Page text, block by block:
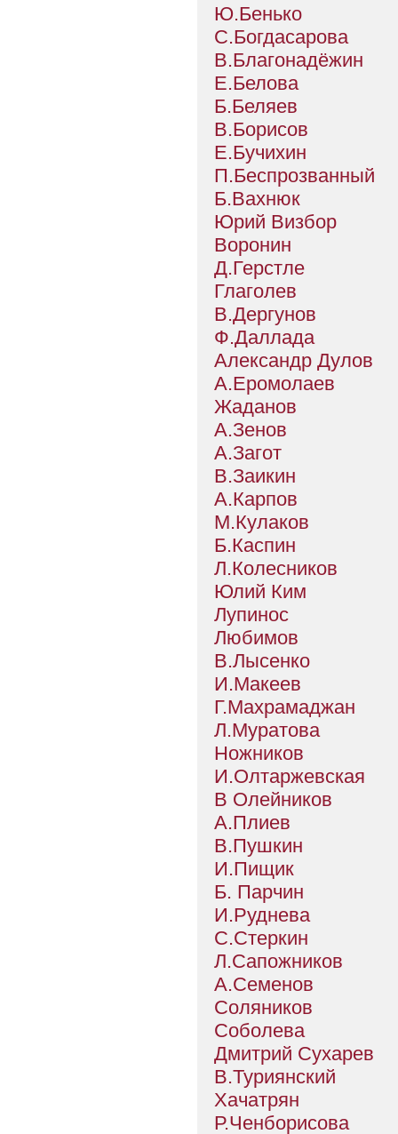
Ю.Бенько
С.Богдасарова
В.Благонадёжин
Е.Белова
Б.Беляев
В.Борисов
Е.Бучихин
П.Беспрозванный
Б.Вахнюк
Юрий Визбор
Воронин
Д.Герстле
Глаголев
В.Дергунов
Ф.Даллада
Александр Дулов
А.Еромолаев
Жаданов
А.Зенов
А.Загот
В.Заикин
А.Карпов
М.Кулаков
Б.Каспин
Л.Колесников
Юлий Ким
Лупинос
Любимов
В.Лысенко
И.Макеев
Г.Махрамаджан
Л.Муратова
Ножников
И.Олтаржевская
В Олейников
А.Плиев
В.Пушкин
И.Пищик
Б. Парчин
И.Руднева
С.Стеркин
Л.Сапожников
А.Семенов
Соляников
Соболева
Дмитрий Сухарев
В.Туриянский
Хачатрян
Р.Ченборисова